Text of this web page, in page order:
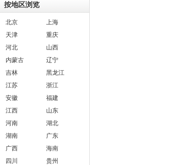
按地区浏览
北京
上海
天津
重庆
河北
山西
内蒙古
辽宁
吉林
黑龙江
江苏
浙江
安徽
福建
江西
山东
河南
湖北
湖南
广东
广西
海南
四川
贵州